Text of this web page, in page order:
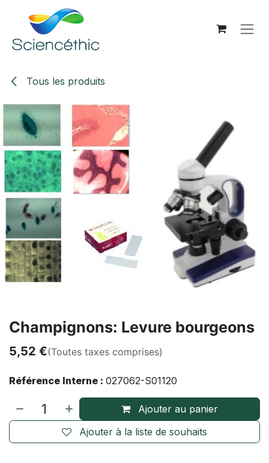
Se rendre au contenu
Tous les produits
Champignons: Levure bourgeons
5,52 €(Toutes taxes comprises)
Référence Interne : 027062-S01120
Ajouter au panier
Ajouter à la liste de souhaits